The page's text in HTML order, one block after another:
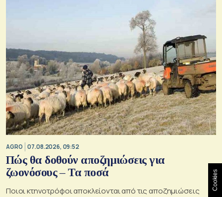
AGRO 07.08.2026, 09:52
Πώς θα δοθούν αποζημιώσεις για
ζωονόσους – Τα ποσά
Ποιοι κτηνοτρόφοι αποκλείονται από τις αποζημιώσεις Cookies